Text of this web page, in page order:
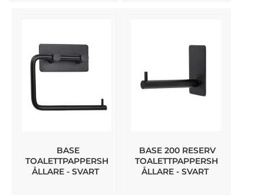
BASE
TOALETTPAPPERSH
ÅLLARE - SVART
BASE 200 RESERV
TOALETTPAPPERSH
ÅLLARE - SVART